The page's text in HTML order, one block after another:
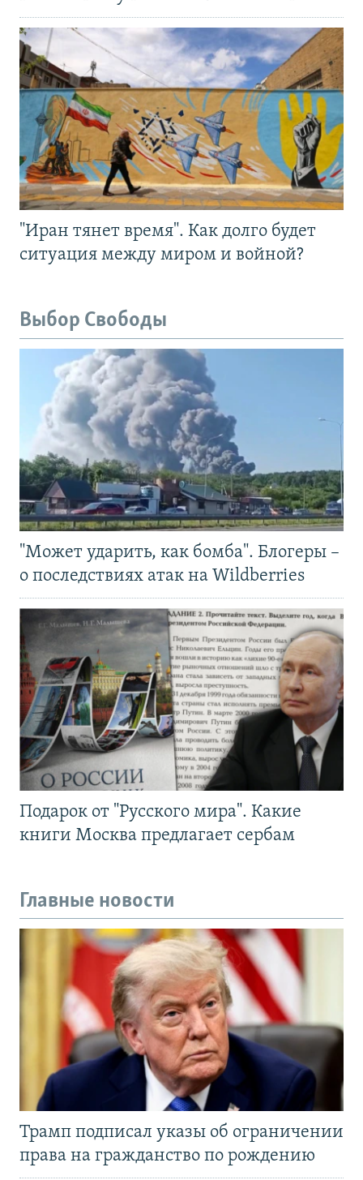
"Иран тянет время". Как долго будет
ситуация между миром и войной?
Выбор Свободы
"Может ударить, как бомба". Блогеры –
о последствиях атак на Wildberries
Подарок от "Русского мира". Какие
книги Москва предлагает сербам
Главные новости
Трамп подписал указы об ограничении
права на гражданство по рождению